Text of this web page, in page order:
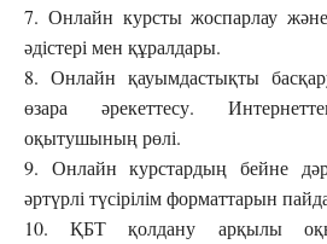
7. Онлайн курсты жоспарлау
әдістері мен құралдары.
8. Онлайн қауымдастықты
өзара әрекеттесу.
оқытушының рөлі.
9. Онлайн курстардың бейне
әртүрлі түсірілім форматтарын
10. ҚБТ қолдану арқылы